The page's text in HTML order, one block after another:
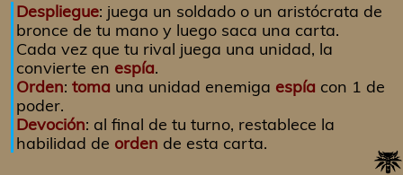
Despliegue: juega un soldado o un aristócrata de
bronce de tu mano y luego saca una carta.
Cada vez que tu rival juega una unidad, la
convierte en espía.
Orden: toma una unidad enemiga espía con 1 de
poder.
Devoción: al final de tu turno, restablece la
habilidad de orden de esta carta.